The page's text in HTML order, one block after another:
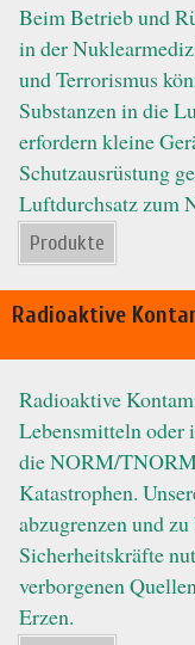
Beim Betrieb und
in der
und Terrorismus
Substanzen in die
erfordern kleine
Schutzausrüstung
Luftdurchsatz zum
Produkte
Radioaktive
Radioaktive
Lebensmitteln oder
die NORM/
Katastrophen.
abzugrenzen und
Sicherheitskräfte
verborgenen
Erzen.